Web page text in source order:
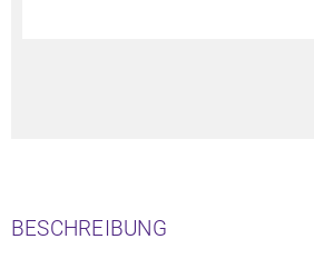
BESCHREIBUNG